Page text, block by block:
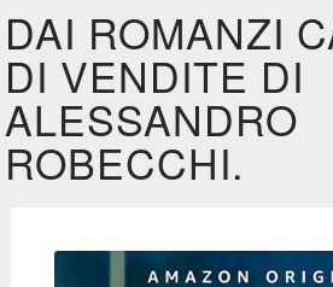
DAI ROMANZI
DI VENDITE DI
ALESSANDRO
ROBECCHI.